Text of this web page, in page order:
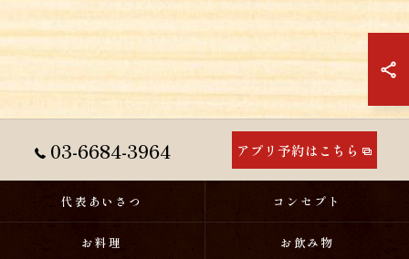
03-6684-3964 アプリ予約はこちら
代表あいさつ コンセプト
お料理 お飲み物